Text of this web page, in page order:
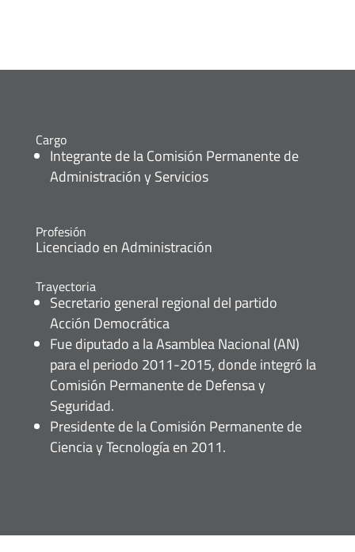
Cargo
Integrante de la Comisión Permanente de
Administración y Servicios
Profesión
Licenciado en Administración
Trayectoria
Secretario general regional del partido
Acción Democrática
Fue diputado a la Asamblea Nacional (AN)
para el periodo 2011-2015, donde integró la
Comisión Permanente de Defensa y
Seguridad.
Presidente de la Comisión Permanente de
Ciencia y Tecnología en 2011.